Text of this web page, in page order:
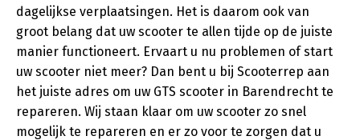
dagelijkse verplaatsingen. Het is daarom ook van
groot belang dat uw scooter te allen tijde op de juiste
manier functioneert. Ervaart u nu problemen of start
uw scooter niet meer? Dan bent u bij Scooterrep aan
het juiste adres om uw GTS scooter in Barendrecht te
repareren. Wij staan klaar om uw scooter zo snel
mogelijk te repareren en er zo voor te zorgen dat u